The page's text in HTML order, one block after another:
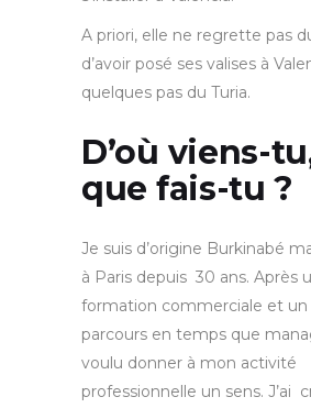
A priori, elle ne regrette pas
d’avoir posé ses valises à
quelques pas du Turia.
D’où viens-
que fais-tu ?
Je suis d’origine Burkinabé
à Paris depuis 30 ans. Après
formation commerciale et un
parcours en temps que
voulu donner à mon activité
professionnelle un sens. J’ai